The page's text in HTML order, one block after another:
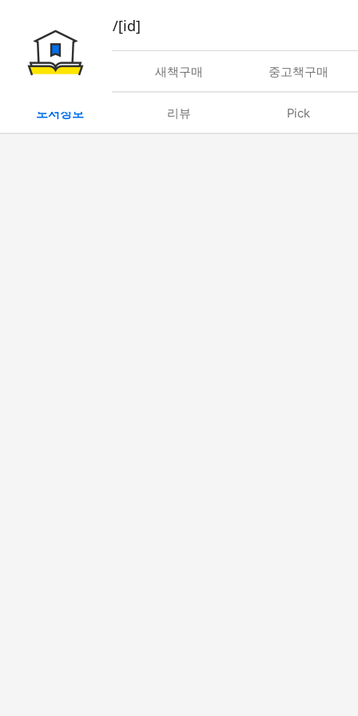
book/rent/[id]
대여 새책구매 중고책구매
도서정보 리뷰 Pick